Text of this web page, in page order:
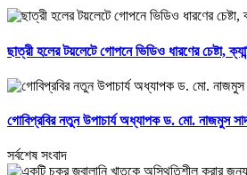
ছাত্রী হলের টয়লেটে গোপনে ভিডিও ধারণের চেষ্টা,
গোবিপ্রবির নতুন উপাচার্য অধ্যাপক ড. মো. নাজমুস
সর্বশেষ সংবাদ